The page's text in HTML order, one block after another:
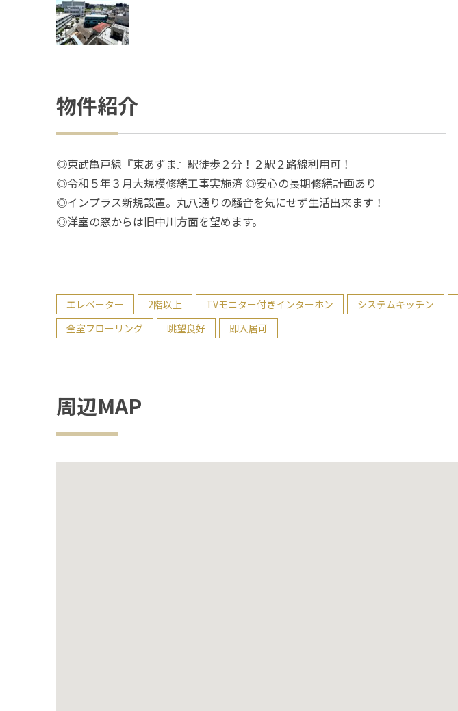
物件紹介
◎東武亀戸線『東あずま』駅徒歩２分！２駅２路線利用可！
◎令和５年３月大規模修繕工事実施済 ◎安心の長期修繕計画あり
◎インプラス新規設置。丸八通りの騒音を気にせず生活出来ます！
◎洋室の窓からは旧中川方面を望めます。
エレベーター 2階以上 TVモニター付きインターホン システムキッチン
全室フローリング
眺望良好 即入居可
周辺MAP